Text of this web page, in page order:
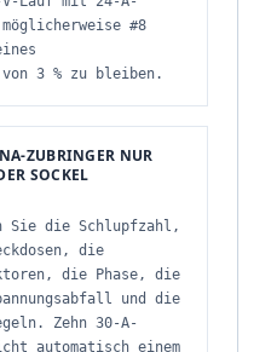
#8
3 % zu bleiben.
ZUBRINGER NUR
SOCKEL
Sie die Schlupfzahl,
die
die Phase, die
und die
Zehn 30-A-
automatisch einem